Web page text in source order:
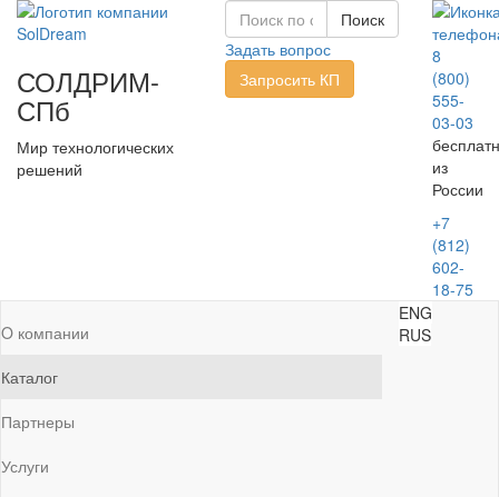
СОЛДРИМ-
СПб
Мир технологических
решений
Задать вопрос
Запросить КП
8
(800)
555-
03-03
из
России
+7
(812)
602-
18-75
O компании
Каталог
Партнеры
Услуги
ENG
RUS